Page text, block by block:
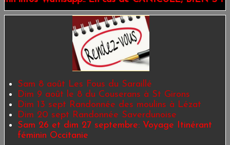
Sam 8 août Les Fous du Saraillé
Dim 9 août le 8 du Couserans à St Girons
Dim 13 sept Randonnée des moulins à Lézat
Dim 20 sept Randonnée Saverdunoise
Sam 26 et dim 27 septembre: Voyage Itinérant
féminin Occitanie